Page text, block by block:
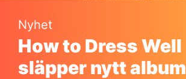
Nyhet
How to Dress Well
släpper nytt album